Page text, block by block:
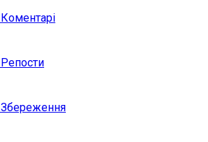
Коментарі
Репости
Збереження